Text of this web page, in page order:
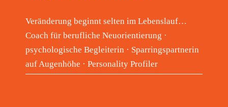
Veränderung beginnt selten im Lebenslauf…
Coach für berufliche Neuorientierung ·
psychologische Begleiterin · Sparringspartnerin
auf Augenhöhe · Personality Profiler